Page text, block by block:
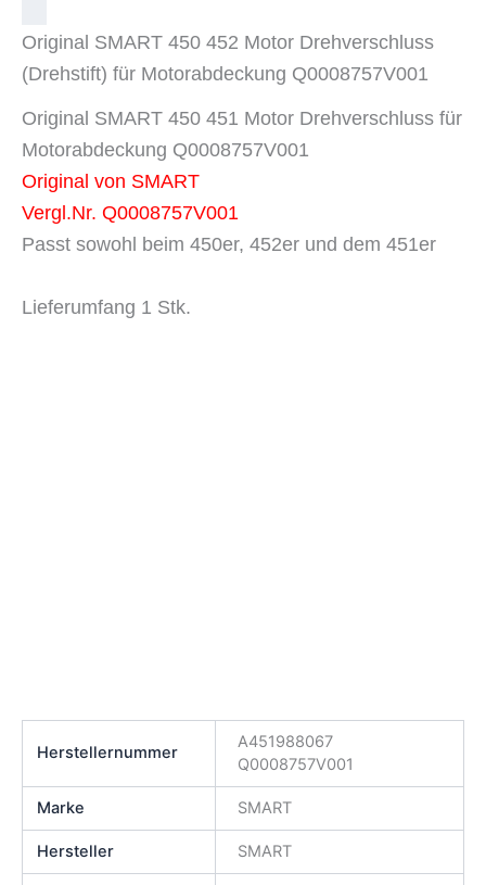
Original SMART 450 452 Motor Drehverschluss
(Drehstift) für Motorabdeckung Q0008757V001
Original SMART 450 451 Motor Drehverschluss für
Motorabdeckung Q0008757V001
Original von SMART
Vergl.Nr. Q0008757V001
Passt sowohl beim 450er, 452er und dem 451er
Lieferumfang 1 Stk.
Herstellernummer
A451988067
Q0008757V001
Marke SMART
Hersteller SMART